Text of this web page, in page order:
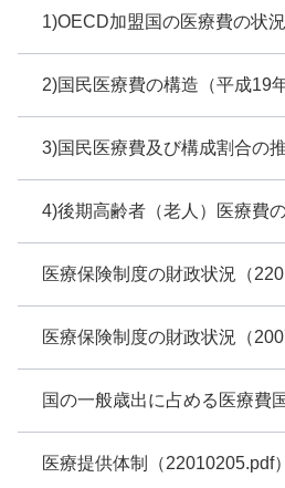
1)OECD加盟国の医療費の状
2)国民医療費の構造（平成19
3)国民医療費及び構成割合の
4)後期高齢者（老人）医療費
医療保険制度の財政状況（
医療保険制度の財政状況（
国の一般歳出に占める医療費
医療提供体制（22010205.pdf）